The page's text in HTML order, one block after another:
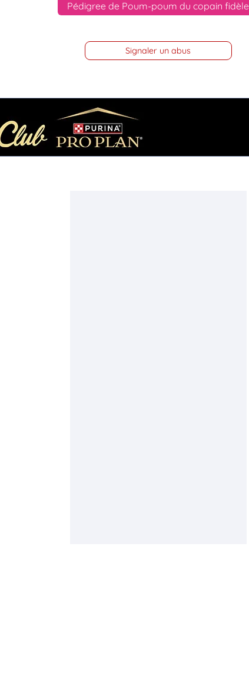
Pédigree de Poum-poum du copain fidèle
Signaler un abus